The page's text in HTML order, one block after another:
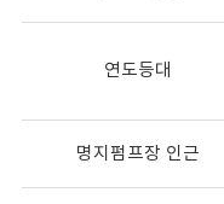
연도등대
명지펌프장 인근